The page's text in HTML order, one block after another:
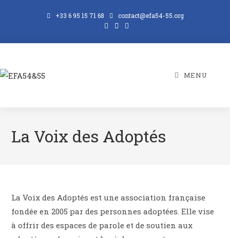
+33 6 95 15 71 68 contact@efa54-55.org
MENU
La Voix des Adoptés
La Voix des Adoptés est une association française
fondée en 2005 par des personnes adoptées. Elle vise
à offrir des espaces de parole et de soutien aux